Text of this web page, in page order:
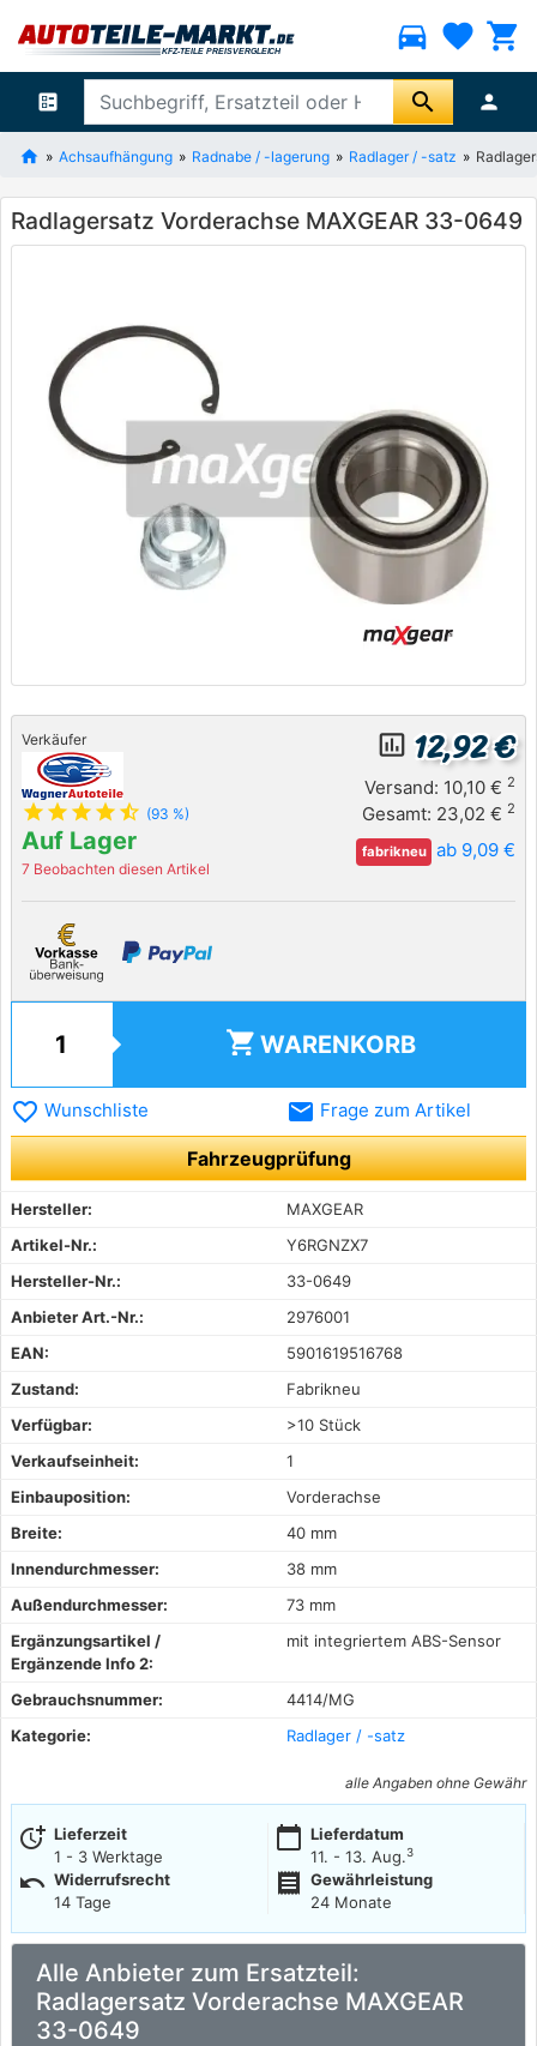
directions_car favorite shopping_cart
ballot search person
Achsaufhängung Radnabe / -lagerung Radlager / -satz
Radlagersatz Vorderachse MAXGEAR 33-0649
Verkäufer
star star star star star_half (93 %)
Auf Lager
7 Beobachten diesen Artikel
insert_chart_outlined 12,92 €
Versand: 10,10 € 2
Gesamt: 23,02 € 2
fabrikneu ab 9,09 €
shopping_cart WARENKORB
favorite_border Wunschliste email Frage zum Artikel
Fahrzeugprüfung
Hersteller:
MAXGEAR
Artikel-Nr.:
Y6RGNZX7
Hersteller-Nr.:
33-0649
Anbieter Art.-Nr.:
2976001
EAN:
5901619516768
Zustand:
Fabrikneu
Verfügbar:
>10 Stück
Verkaufseinheit:
1
Einbauposition:
Vorderachse
Breite:
40 mm
Innendurchmesser:
38 mm
Außendurchmesser:
73 mm
Ergänzungsartikel /
Ergänzende Info 2:
mit integriertem ABS-Sensor
Gebrauchsnummer:
4414/MG
Kategorie:
Radlager / -satz
alle Angaben ohne Gewähr
more_time Lieferzeit
1 - 3 Werktage
calendar_today Lieferdatum
11. - 13. Aug.3
undo Widerrufsrecht
14 Tage
receipt
Gewährleistung
24 Monate
Alle Anbieter zum Ersatzteil:
Radlagersatz Vorderachse MAXGEAR
33-0649